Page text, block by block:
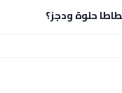
حلوة ودجز؟